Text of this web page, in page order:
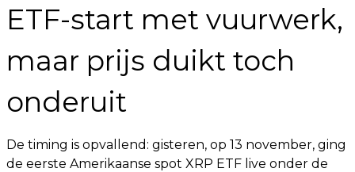
ETF-start met vuurwerk,
maar prijs duikt toch
onderuit
De timing is opvallend: gisteren, op 13 november, ging
de eerste Amerikaanse spot XRP ETF live onder de